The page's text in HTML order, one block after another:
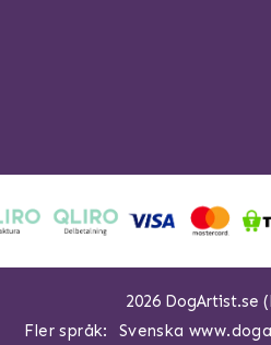
2026 DogArtist.se
Fler språk:
Svenska